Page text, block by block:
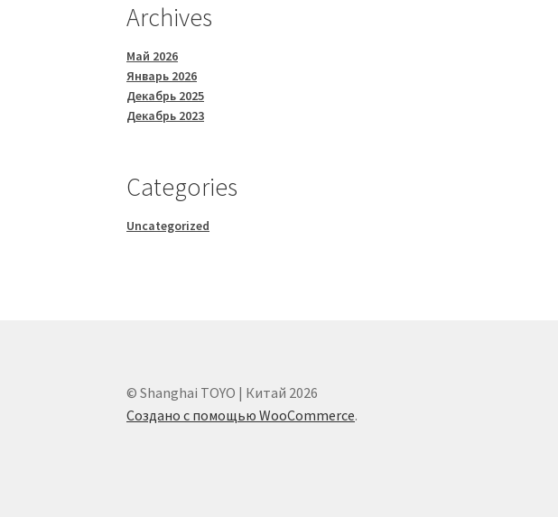
Archives
Май 2026
Январь 2026
Декабрь 2025
Декабрь 2023
Categories
Uncategorized
© Shanghai TOYO | Китай 2026
Создано с помощью WooCommerce.